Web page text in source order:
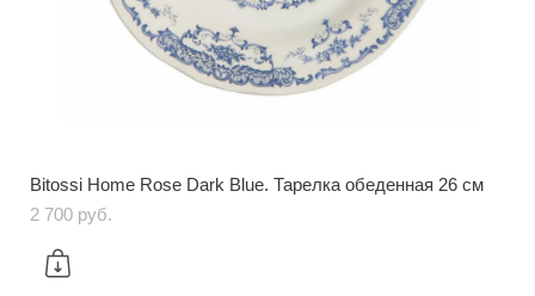
Bitossi Home Rose Dark Blue. Тарелка обеденная 26 см
2 700 pуб.